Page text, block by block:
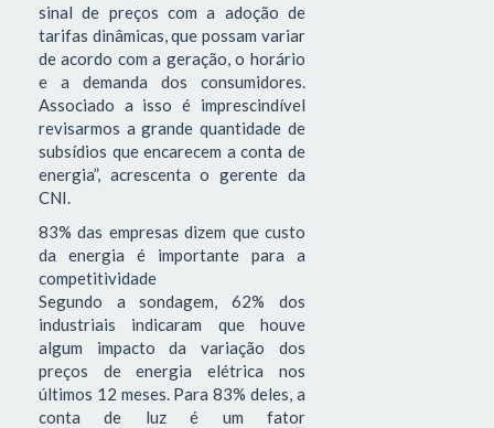
sinal de preços com a adoção de
tarifas dinâmicas, que possam variar
de acordo com a geração, o horário
e a demanda dos consumidores.
Associado a isso é imprescindível
revisarmos a grande quantidade de
subsídios que encarecem a conta de
energia”, acrescenta o gerente da
CNI.
83% das empresas dizem que custo
da energia é importante para a
competitividade
Segundo a sondagem, 62% dos
industriais indicaram que houve
algum impacto da variação dos
preços de energia elétrica nos
últimos 12 meses. Para 83% deles, a
conta de luz é um fator